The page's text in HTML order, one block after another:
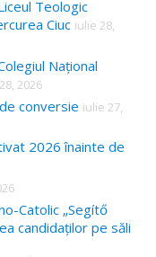
Teologic
Ciuc iulie 28,
Național
2026
conversie iulie 27,
2026 înainte de
Catolic „Segítő
candidaților pe săli